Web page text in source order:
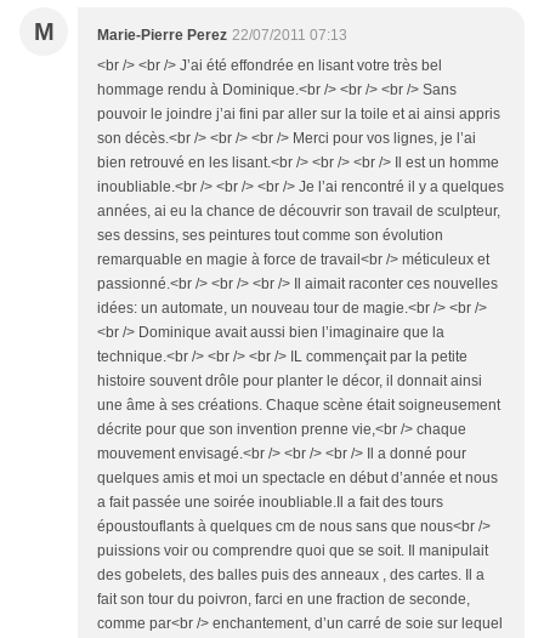
M Marie-Pierre Perez 22/07/2011 07:13
<br /> <br /> J’ai été effondrée en lisant votre très bel
hommage rendu à Dominique.<br /> <br /> <br /> Sans
pouvoir le joindre j’ai fini par aller sur la toile et ai ainsi appris
son décès.<br /> <br /> <br /> Merci pour vos lignes, je l’ai
bien retrouvé en les lisant.<br /> <br /> <br /> Il est un homme
inoubliable.<br /> <br /> <br /> Je l’ai rencontré il y a quelques
années, ai eu la chance de découvrir son travail de sculpteur,
ses dessins, ses peintures tout comme son évolution
remarquable en magie à force de travail<br /> méticuleux et
passionné.<br /> <br /> <br /> Il aimait raconter ces nouvelles
idées: un automate, un nouveau tour de magie.<br /> <br />
<br /> Dominique avait aussi bien l’imaginaire que la
technique.<br /> <br /> <br /> IL commençait par la petite
histoire souvent drôle pour planter le décor, il donnait ainsi
une âme à ses créations. Chaque scène était soigneusement
décrite pour que son invention prenne vie,<br /> chaque
mouvement envisagé.<br /> <br /> <br /> Il a donné pour
quelques amis et moi un spectacle en début d’année et nous
a fait passée une soirée inoubliable.Il a fait des tours
époustouflants à quelques cm de nous sans que nous<br />
puissions voir ou comprendre quoi que se soit. Il manipulait
des gobelets, des balles puis des anneaux , des cartes. Il a
fait son tour du poivron, farci en une fraction de seconde,
comme par<br /> enchantement, d’un carré de soie sur lequel